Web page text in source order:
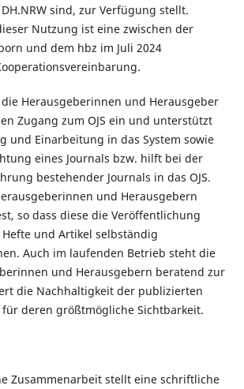
sind, zur Verfügung stellt.
Nutzung ist eine zwischen der
und dem hbz im Juli 2024
Herausgeberinnen und Herausgeber
Zugang zum OJS ein und unterstützt
und Einarbeitung in das System sowie
eines Journals bzw. hilft bei der
bestehender Journals in das OJS.
und Herausgebern
so dass diese die Veröffentlichung
und Artikel selbständig
Auch im laufenden Betrieb steht die
und Herausgebern beratend zur
die Nachhaltigkeit der publizierten
deren größtmögliche Sichtbarkeit.
Zusammenarbeit stellt eine schriftliche